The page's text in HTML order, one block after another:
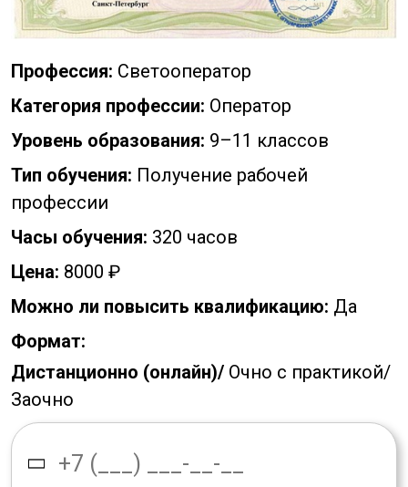
Профессия: Светооператор
Категория профессии: Оператор
Уровень образования: 9–11 классов
Тип обучения: Получение рабочей
профессии
Часы обучения: 320 часов
Цена: 8000 ₽
Можно ли повысить квалификацию: Да
Формат:
Дистанционно (онлайн)/ Очно с практикой/
Заочно